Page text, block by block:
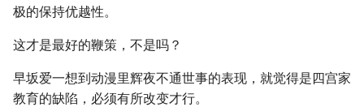
极的保持优越性。
这才是最好的鞭策，不是吗？
早坂爱一想到动漫里辉夜不通世事的表现，就觉得是四宫家
教育的缺陷，必须有所改变才行。